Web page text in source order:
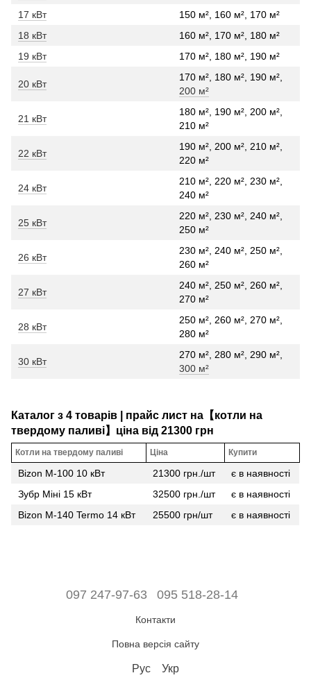
17 кВт
150 м², 160 м², 170 м²
18 кВт
160 м², 170 м², 180 м²
19 кВт
170 м², 180 м², 190 м²
20 кВт
170 м², 180 м², 190 м²,
200 м²
21 кВт
180 м², 190 м², 200 м²,
210 м²
22 кВт
190 м², 200 м², 210 м²,
220 м²
24 кВт
210 м², 220 м², 230 м²,
240 м²
25 кВт
220 м², 230 м², 240 м²,
250 м²
26 кВт
230 м², 240 м², 250 м²,
260 м²
27 кВт
240 м², 250 м², 260 м²,
270 м²
28 кВт
250 м², 260 м², 270 м²,
280 м²
30 кВт
270 м², 280 м², 290 м²,
300 м²
Каталог з 4 товарів | прайс лист на【котли на
твердому паливі】ціна від 21300 грн
Котли на твердому паливі Ціна Купити
Bizon М-100 10 кВт 21300 грн./шт
є в наявності
Зубр Міні 15 кВт
32500 грн./шт
є в наявності
Bizon М-140 Termo 14 кВт
25500 грн/шт є в наявності
097 247-97-63 095 518-28-14
Контакти
Повна версія сайту
Рус Укр